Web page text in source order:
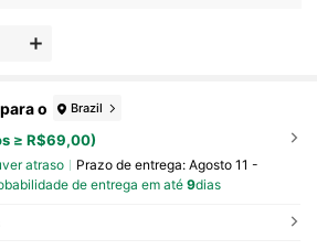
o Brazil
≥ R$69,00)
atraso Prazo de entrega: Agosto 11 -
de entrega em até 9dias